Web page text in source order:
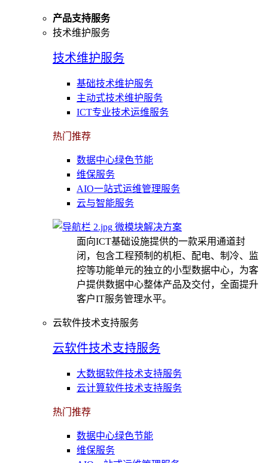
产品支持服务
技术维护服务
技术维护服务
基础技术维护服务
主动式技术维护服务
ICT专业技术运维服务
热门推荐
数据中心绿色节能
维保服务
AIO一站式运维管理服务
云与智能服务
微模块解决方案
面向ICT基础设施提供的一款采用通道封
闭，包含工程预制的机柜、配电、制冷、监
控等功能单元的独立的小型数据中心，为客
户提供数据中心整体产品及交付，全面提升
客户IT服务管理水平。
云软件技术支持服务
云软件技术支持服务
大数据软件技术支持服务
云计算软件技术支持服务
热门推荐
数据中心绿色节能
维保服务